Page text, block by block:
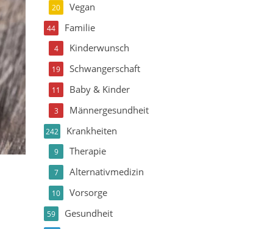
Vegan
20
Familie
44
Kinderwunsch
4
Schwangerschaft
19
Baby & Kinder
11
Männergesundheit
3
Krankheiten
242
Therapie
9
Alternativmedizin
7
Vorsorge
10
Gesundheit
59